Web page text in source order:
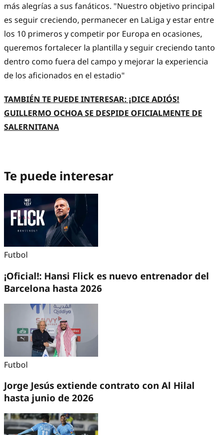
más alegrías a sus fanáticos. "Nuestro objetivo principal
es seguir creciendo, permanecer en LaLiga y estar entre
los 10 primeros y competir por Europa en ocasiones,
queremos fortalecer la plantilla y seguir creciendo tanto
dentro como fuera del campo y mejorar la experiencia
de los aficionados en el estadio"
TAMBIÉN TE PUEDE INTERESAR: ¡DICE ADIÓS!
GUILLERMO OCHOA SE DESPIDE OFICIALMENTE DE
SALERNITANA
Te puede interesar
Futbol
¡Oficial!: Hansi Flick es nuevo entrenador del
Barcelona hasta 2026
Futbol
Jorge Jesús extiende contrato con Al Hilal
hasta junio de 2026